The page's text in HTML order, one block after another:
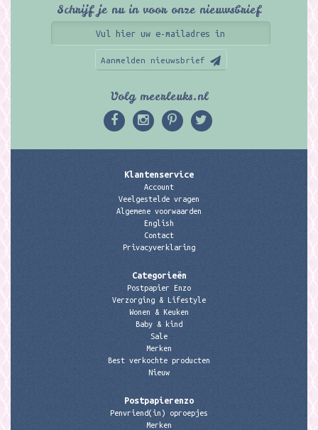
Schrijf je nu in voor onze nieuwsbrief
Aanmelden nieuwsbrief
Volg meerleuks.nl
Klantenservice
Account
Veelgestelde vragen
Algemene voorwaarden
English
Contact
Privacyverklaring
Categorieën
Postpapier Enzo
Verzorging & Lifestyle
Wonen & Keuken
Baby & kind
Sale
Merken
Best verkochte producten
Nieuw
Postpapierenzo
Penvriend(in) oproepjes
Merken